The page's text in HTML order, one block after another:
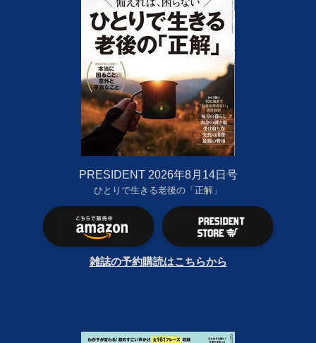
PRESIDENT 2026年8月14日号
ひとりで生きる老後の「正解」
雑誌の予約購読はこちらから